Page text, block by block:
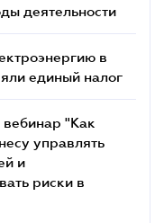
деятельности
в
единый налог
вебинар "Как
управлять
и
риски в